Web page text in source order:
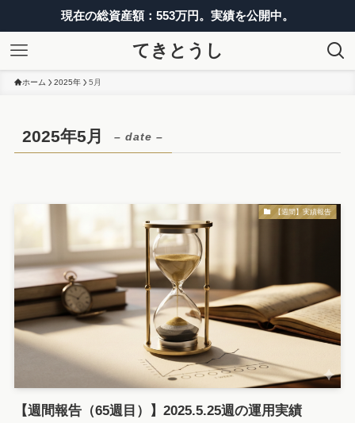
現在の総資産額：553万円。実績を公開中。
てきとうし
ホーム 2025年 5月
2025年5月 – date –
【週間】実績報告
【週間報告（65週目）】2025.5.25週の運用実績